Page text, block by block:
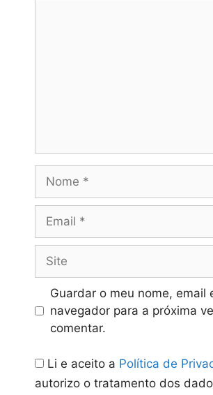
Nome
Email
Site
Guardar o meu nome, email
navegador para a próxima
comentar.
Li e aceito a Política de
autorizo o tratamento dos